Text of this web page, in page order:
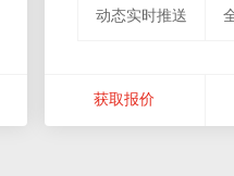
动态实时推送
获取报价